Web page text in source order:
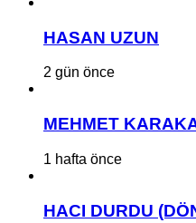
HASAN UZUN
2 gün önce
MEHMET
1 hafta önce
HACI DURDU